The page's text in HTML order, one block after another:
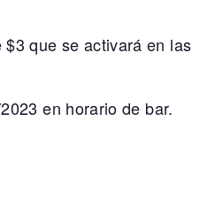
que se activará en las
en horario de bar.